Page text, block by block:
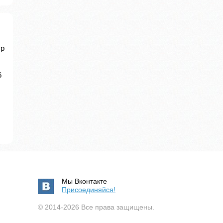
Мы Вконтакте
Присоединяйся!
© 2014-2026 Все права защищены.